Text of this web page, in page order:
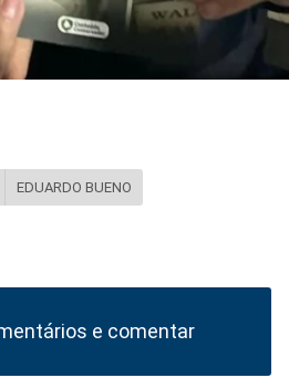
EDUARDO BUENO
e comentar